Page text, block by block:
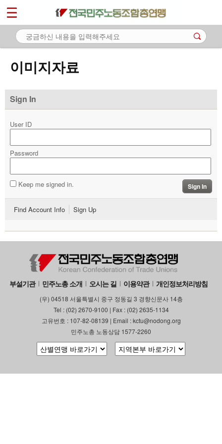
이미지자료
Sign In
User ID
Password
Keep me signed in. Sign In
Find Account Info Sign Up
부설기관 민주노총 소개 오시는 길 이용약관 개인정보처리방침
(우) 04518 서울특별시 중구 정동길 3 경향신문사 14층
Tel : (02) 2670-9100 | Fax : (02) 2635-1134
고유번호 : 107-82-08139 | Email : kctu@nodong.org
민주노총 노동상담 1577-2260
마이페이지
소개
노동상담
자료
- 미디어자료
- 카드뉴스
부설기관